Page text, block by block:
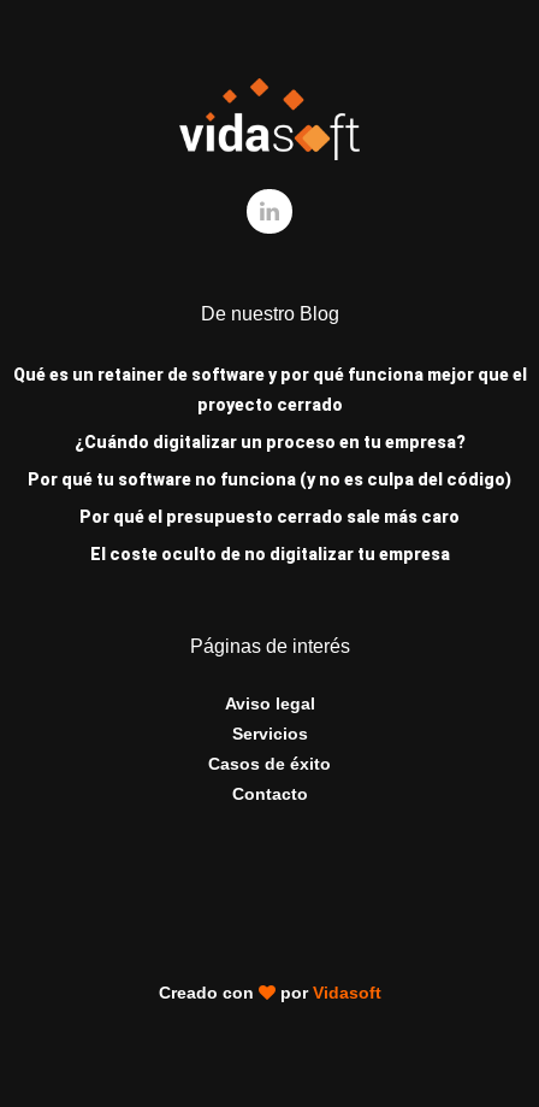
De nuestro Blog
Qué es un retainer de software y por qué funciona mejor que el
proyecto cerrado
¿Cuándo digitalizar un proceso en tu empresa?
Por qué tu software no funciona (y no es culpa del código)
Por qué el presupuesto cerrado sale más caro
El coste oculto de no digitalizar tu empresa
Páginas de interés
Aviso legal
Servicios
Casos de éxito
Contacto
Creado con porVidasoft